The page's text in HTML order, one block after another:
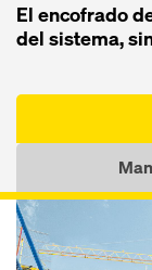
El encofra­do
del sistema,